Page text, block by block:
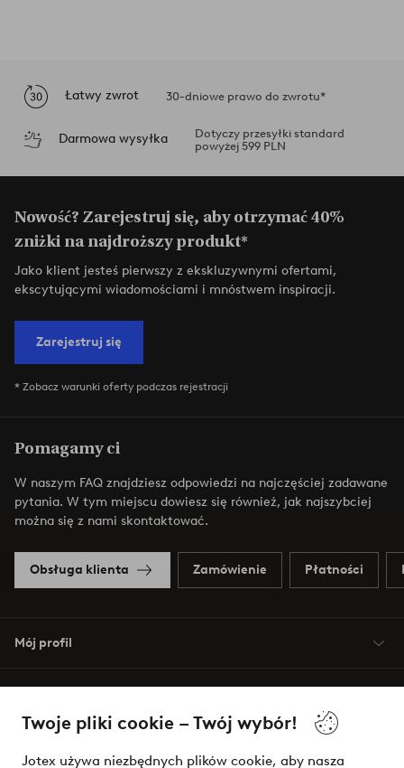
Twoje pliki cookie – Twój wybór!
Jotex używa niezbędnych plików cookie, aby nasza
Łatwy zwrot 30-dniowe prawo do zwrotu*
Darmowa wysyłka
Dotyczy przesyłki standard
powyżej 599 PLN
Nowość? Zarejestruj się, aby otrzymać 40%
zniżki na najdroższy produkt*
Jako klient jesteś pierwszy z ekskluzywnymi ofertami,
ekscytującymi wiadomościami i mnóstwem inspiracji.
Zarejestruj się
* Zobacz warunki oferty podczas rejestracji
Pomagamy ci
W naszym FAQ znajdziesz odpowiedzi na najczęściej zadawane
pytania. W tym miejscu dowiesz się również, jak najszybciej
można się z nami skontaktować.
Obsługa klienta Zamówienie Płatności
Mój profil